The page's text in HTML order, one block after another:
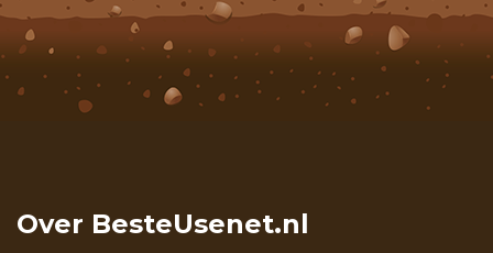
Over BesteUsenet.nl